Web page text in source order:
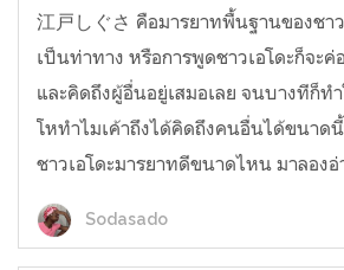
江戸しぐさ คือมารยาทพื้นฐานของชาว
เป็นท่าทาง หรือการพูดชาวเอโดะก็จะค่
และคิดถึงผู้อื่นอยู่เสมอเลย จนบางทีก็ท
โหทำไมเค้าถึงได้คิดถึงคนอื่นได้ขนาด
ชาวเอโดะมารยาทดีขนาดไหน มาลองอ่
Sodasado